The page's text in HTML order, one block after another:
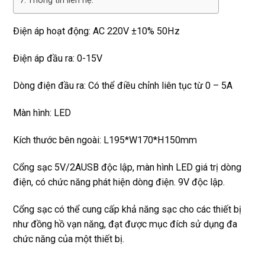
Điện áp hoạt động: AC 220V ±10% 50Hz
Điện áp đầu ra: 0-15V
Dòng điện đầu ra: Có thể điều chỉnh liên tục từ 0 – 5A
Màn hình: LED
Kích thước bên ngoài: L195*W170*H150mm
Cổng sạc 5V/2AUSB độc lập, màn hình LED giá trị dòng
điện, có chức năng phát hiện dòng điện. 9V độc lập.
Cổng sạc có thể cung cấp khả năng sạc cho các thiết bị
như đồng hồ vạn năng, đạt được mục đích sử dụng đa
chức năng của một thiết bị.